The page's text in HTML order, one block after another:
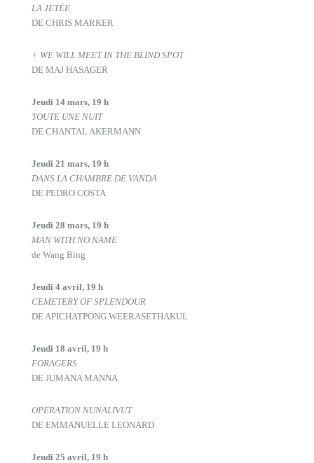
LA JETÉE
DE CHRIS MARKER
+ WE WILL MEET IN THE BLIND SPOT
DE MAJ HASAGER
Jeudi 14 mars, 19 h
TOUTE UNE NUIT
DE CHANTAL AKERMANN
Jeudi 21 mars, 19 h
DANS LA CHAMBRE DE VANDA
DE PEDRO COSTA
Jeudi 28 mars, 19 h
MAN WITH NO NAME
de Wang Bing
Jeudi 4 avril, 19 h
CEMETERY OF SPLENDOUR
DE APICHATPONG WEERASETHAKUL
Jeudi 18 avril, 19 h
FORAGERS
DE JUMANA MANNA
OPERATION NUNALIVUT
DE EMMANUELLE LEONARD
Jeudi 25 avril, 19 h